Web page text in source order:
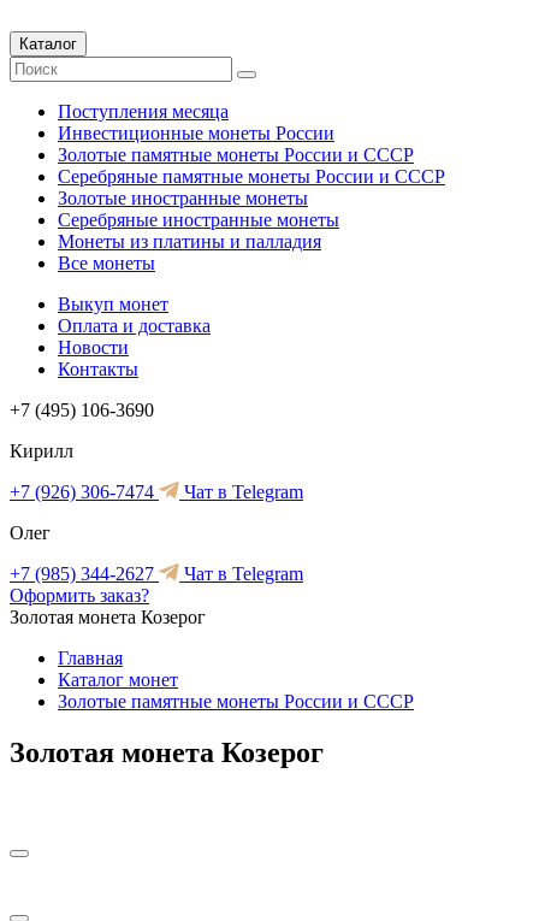
Каталог
Поступления месяца
Инвестиционные монеты России
Золотые памятные монеты России и СССР
Серебряные памятные монеты России и СССР
Золотые иностранные монеты
Серебряные иностранные монеты
Монеты из платины и палладия
Все монеты
Выкуп монет
Оплата и доставка
Новости
Контакты
+7 (495) 106-3690
Кирилл
+7 (926) 306-7474
Чат в Telegram
Олег
+7 (985) 344-2627
Чат в Telegram
Оформить заказ?
Золотая монета Козерог
Главная
Каталог монет
Золотые памятные монеты России и СССР
Золотая монета Козерог